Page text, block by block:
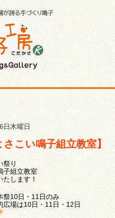
日木曜日
さこい鳴子組立教室】
祭り
子組立教室
たします！
祭10日・11日のみ
広場は10日・11日・12日